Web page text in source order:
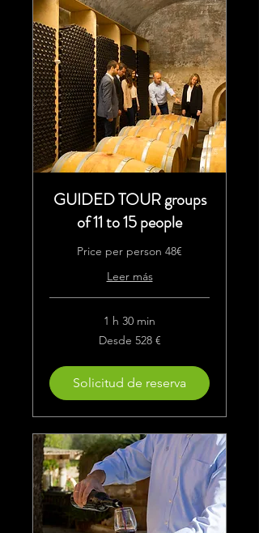
GUIDED TOUR groups
of 11 to 15 people
Price per person 48€
Leer más
1 h 30 min
Desde 528 €
Solicitud de reserva